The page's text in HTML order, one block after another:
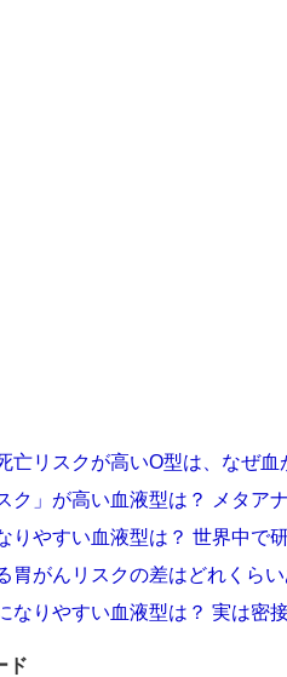
亡リスクが高いO型は、なぜ血
ク」が高い血液型は？ メタア
りやすい血液型は？ 世界中で
胃がんリスクの差はどれくら
なりやすい血液型は？ 実は密
ド